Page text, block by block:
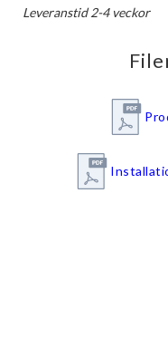
Leveranstid 2-4 veckor